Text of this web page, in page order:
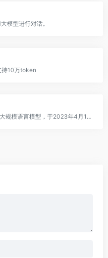
模型进行对话。
持10万token
阿里巴巴达摩院自主研发的超大规模语言模型，于2023年4月11日发布